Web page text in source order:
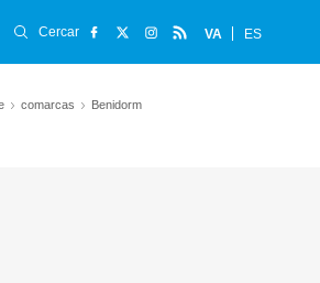
Cercar VA ES
comarcas Benidorm